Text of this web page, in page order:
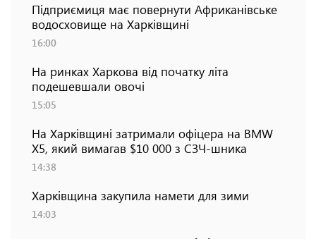
Підприємиця має повернути Африканівське
водосховище на Харківщині
16:00
На ринках Харкова від початку літа
подешевшали овочі
15:05
На Харківщині затримали офіцера на BMW
Х5, який вимагав $10 000 з СЗЧ-шника
14:38
Харківщина закупила намети для зими
14:03